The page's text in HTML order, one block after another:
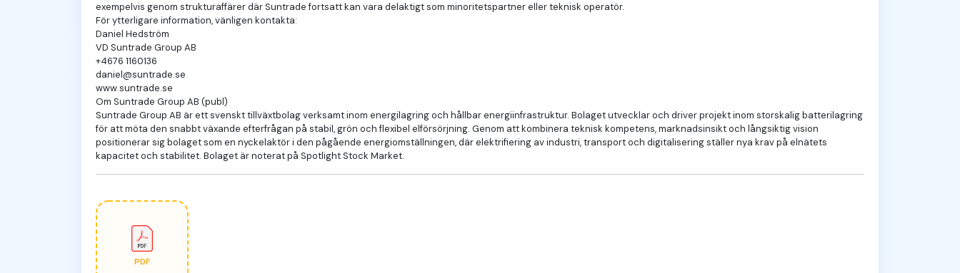
exempelvis genom strukturaffärer där Suntrade fortsatt kan vara delaktigt som minoritetspartner eller teknisk operatör.
För ytterligare information, vänligen kontakta:
Daniel Hedström
VD Suntrade Group AB
+4676 1160136
daniel@suntrade.se
www.suntrade.se
Om Suntrade Group AB (publ)
Suntrade Group AB är ett svenskt tillväxtbolag verksamt inom energilagring och hållbar energiinfrastruktur. Bolaget utvecklar och driver projekt inom storskalig batterilagring
för att möta den snabbt växande efterfrågan på stabil, grön och flexibel elförsörjning. Genom att kombinera teknisk kompetens, marknadsinsikt och långsiktig vision
positionerar sig bolaget som en nyckelaktör i den pågående energiomställningen, där elektrifiering av industri, transport och digitalisering ställer nya krav på elnätets
kapacitet och stabilitet. Bolaget är noterat på Spotlight Stock Market.
PDF